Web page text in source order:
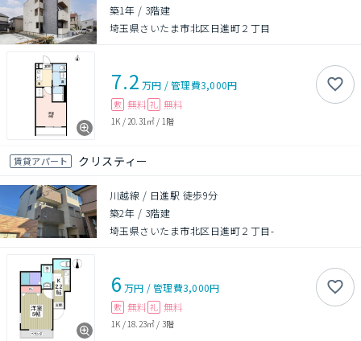
築1年 / 3階建
埼玉県さいたま市北区日進町２丁目
7.2 万円 /管理費3,000円
敷 無料 礼 無料
1K / 20.31㎡ / 1階
賃貸アパート クリスティー
川越線 / 日進駅 徒歩9分
築2年 / 3階建
埼玉県さいたま市北区日進町２丁目-
6 万円 /管理費3,000円
敷 無料 礼 無料
1K / 18.23㎡ / 3階